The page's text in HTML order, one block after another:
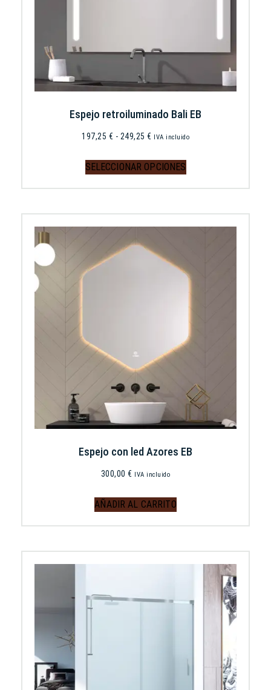
Espejo retroiluminado Bali EB
197,25 € - 249,25 € IVA incluido
SELECCIONAR OPCIONES
Espejo con led Azores EB
300,00€ IVA incluido
AÑADIR AL CARRITO